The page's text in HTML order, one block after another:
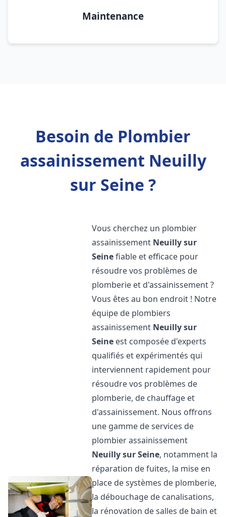
Maintenance
Besoin de Plombier
assainissement Neuilly
sur Seine ?
Vous cherchez un plombier
assainissement Neuilly sur
Seinefiable et efficace pour
résoudre vos problèmes de
plomberie et d'assainissement ?
Vous êtes au bon endroit ! Notre
équipe de plombiers
assainissement Neuilly sur
Seine est composée d'experts
qualifiés et expérimentés qui
interviennent rapidement pour
résoudre vos problèmes de
plomberie, de chauffage et
d'assainissement. Nous offrons
une gamme de services de
plombier assainissement
Neuilly sur Seine, notamment la
réparation de fuites, la mise en
place de systèmes de plomberie,
la débouchage de canalisations,
la rénovation de salles de bain et